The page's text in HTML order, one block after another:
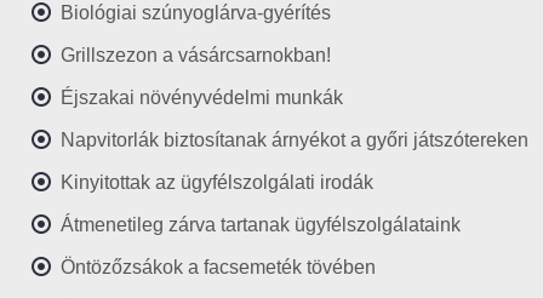
Biológiai szúnyoglárva-gyérítés
Grillszezon a vásárcsarnokban!
Éjszakai növényvédelmi munkák
Napvitorlák biztosítanak árnyékot a győri játszótereken
Kinyitottak az ügyfélszolgálati irodák
Átmenetileg zárva tartanak ügyfélszolgálataink
Öntözőzsákok a facsemeték tövében